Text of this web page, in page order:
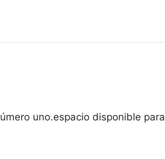
uno.espacio disponible para